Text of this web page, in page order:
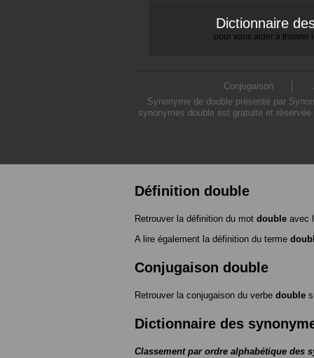
Dictionnaire
pour vous aider à trouver
Conjugaison
Synonyme de double présenté par
synonymes double est gratuite et
Définition double
Retrouver la définition du mot double avec
A lire également la définition du terme
Conjugaison double
Retrouver la conjugaison du verbe double
Dictionnaire des
Classement par ordre alphabétique des